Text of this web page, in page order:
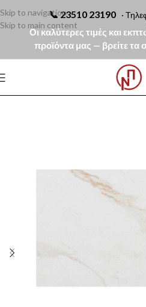
📞23510 23190 ·
Οι καλύτερες τιμές και
προϊόντα μας — βρείτε τα
Skip to navigation
Skip to main content